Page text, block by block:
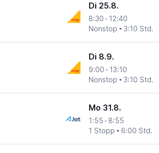
Di 25.8.
8:30 - 12:40
Nonstop
3:10 Std.
Di 8.9.
9:00 - 13:10
Nonstop
3:10 Std.
Mo 31.8.
1:55 - 8:55
1 Stopp
6:00 Std.